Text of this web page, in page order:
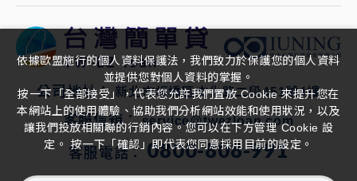
公司地址： 新北市板橋區文化路二段451號4樓
客服信箱： service@twezloan.com
客服電話： 0800-808-991
依據歐盟施行的個人資料保護法，我們致力於保護您的個人資料
並提供您對個人資料的掌握。
按一下「全部接受」，代表您允許我們置放 Cookie 來提升您在
本網站上的使用體驗、協助我們分析網站效能和使用狀況，以及
讓我們投放相關聯的行銷內容。您可以在下方管理 Cookie 設
定。 按一下「確認」即代表您同意採用目前的設定。